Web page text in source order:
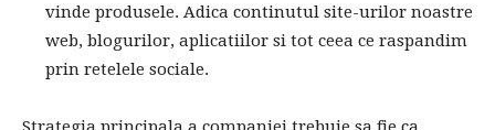
vinde produsele. Adica continutul site-urilor noastre
web, blogurilor, aplicatiilor si tot ceea ce raspandim
prin retelele sociale.